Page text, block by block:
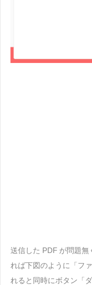
送信した PDF が問題無
れば下図のように「フ
れると同時にボタン「